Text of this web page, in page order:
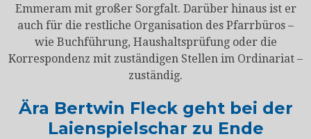
Emmeram mit großer Sorgfalt. Darüber hinaus ist er
auch für die restliche Organisation des Pfarrbüros –
wie Buchführung, Haushaltsprüfung oder die
Korrespondenz mit zuständigen Stellen im Ordinariat –
zuständig.
Ära Bertwin Fleck geht bei der
Laienspielschar zu Ende